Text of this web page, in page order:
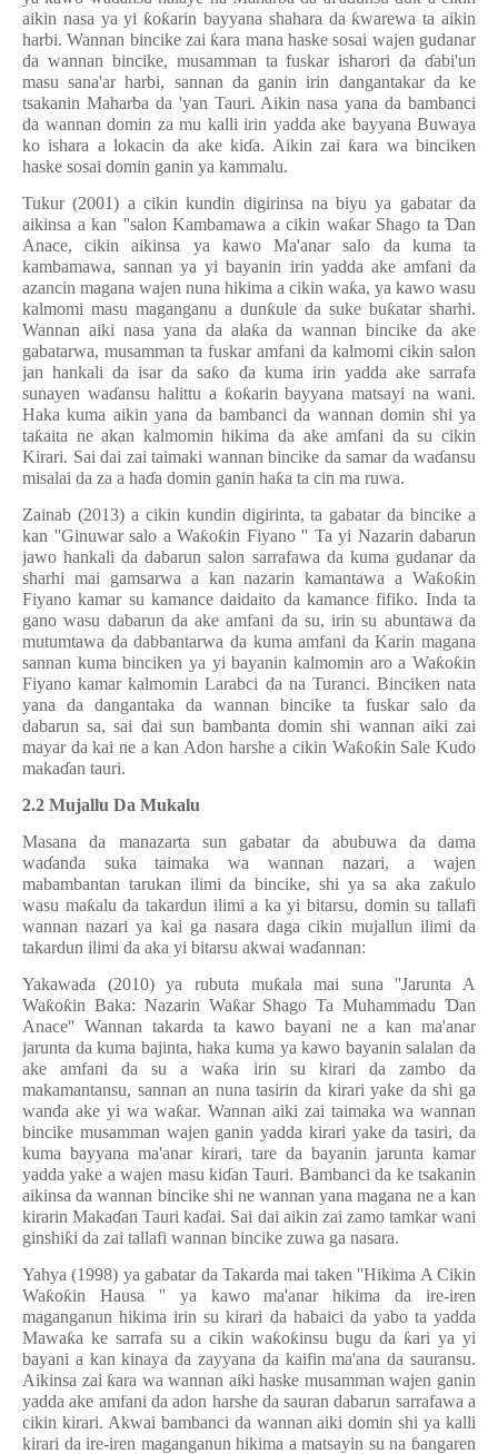
aikin nasa ya yi ƙoƙarin bayyana shahara da ƙwarewa ta aikin
harbi. Wannan bincike zai ƙara mana haske sosai wajen gudanar
da wannan bincike, musamman ta fuskar isharori da ɗabi'un
masu sana'ar harbi, sannan da ganin irin dangantakar da ke
tsakanin Maharba da 'yan Tauri. Aikin nasa yana da bambanci
da wannan domin za mu kalli irin yadda ake bayyana Buwaya
ko ishara a lokacin da ake kiɗa. Aikin zai ƙara wa binciken
haske sosai domin ganin ya kammalu.
Tukur (2001) a cikin kundin digirinsa na biyu ya gabatar da
aikinsa a kan ''salon Kambamawa a cikin waƙar Shago ta Ɗan
Anace, cikin aikinsa ya kawo Ma'anar salo da kuma ta
kambamawa, sannan ya yi bayanin irin yadda ake amfani da
azancin magana wajen nuna hikima a cikin waƙa, ya kawo wasu
kalmomi masu maganganu a dunƙule da suke buƙatar sharhi.
Wannan aiki nasa yana da alaƙa da wannan bincike da ake
gabatarwa, musamman ta fuskar amfani da kalmomi cikin salon
jan hankali da isar da saƙo da kuma irin yadda ake sarrafa
sunayen waɗansu halittu a ƙoƙarin bayyana matsayi na wani.
Haka kuma aikin yana da bambanci da wannan domin shi ya
taƙaita ne akan kalmomin hikima da ake amfani da su cikin
Kirari. Sai dai zai taimaki wannan bincike da samar da waɗansu
misalai da za a haɗa domin ganin haƙa ta cin ma ruwa.
Zainab (2013) a cikin kundin digirinta, ta gabatar da bincike a
kan ''Ginuwar salo a Waƙoƙin Fiyano '' Ta yi Nazarin dabarun
jawo hankali da dabarun salon sarrafawa da kuma gudanar da
sharhi mai gamsarwa a kan nazarin kamantawa a Waƙoƙin
Fiyano kamar su kamance daidaito da kamance fifiko. Inda ta
gano wasu dabarun da ake amfani da su, irin su abuntawa da
mutumtawa da dabbantarwa da kuma amfani da Karin magana
sannan kuma binciken ya yi bayanin kalmomin aro a Waƙoƙin
Fiyano kamar kalmomin Larabci da na Turanci. Binciken nata
yana da dangantaka da wannan bincike ta fuskar salo da
dabarun sa, sai dai sun bambanta domin shi wannan aiki zai
mayar da kai ne a kan Adon harshe a cikin Waƙoƙin Sale Kudo
makaɗan tauri.
2.2 Mujallu Da Mukalu
Masana da manazarta sun gabatar da abubuwa da dama
waɗanda suka taimaka wa wannan nazari, a wajen
mabambantan tarukan ilimi da bincike, shi ya sa aka zaƙulo
wasu maƙalu da takardun ilimi a ka yi bitarsu, domin su tallafi
wannan nazari ya kai ga nasara daga cikin mujallun ilimi da
takardun ilimi da aka yi bitarsu akwai waɗannan:
Yakawada (2010) ya rubuta muƙala mai suna ''Jarunta A
Waƙoƙin Baka: Nazarin Waƙar Shago Ta MuhammaduƊan
Anace'' Wannan takarda ta kawo bayani ne a kan ma'anar
jarunta da kuma bajinta, haka kuma ya kawo bayanin salalan da
ake amfani da su a waƙa irin su kirari da zambo da
makamantansu, sannan an nuna tasirin da kirari yake da shi ga
wanda ake yi wa waƙar. Wannan aiki zai taimaka wa wannan
bincike musamman wajen ganin yadda kirari yake da tasiri, da
kuma bayyana ma'anar kirari, tare da bayanin jarunta kamar
yadda yake a wajen masu kiɗan Tauri. Bambanci da ke tsakanin
aikinsa da wannan bincike shi ne wannan yana magana ne a kan
kirarin Makaɗan Tauri kaɗai. Sai dai aikin zai zamo tamkar wani
ginshiƙi da zai tallafi wannan bincike zuwa ga nasara.
Yahya (1998) ya gabatar da Takarda mai taken ''Hikima A Cikin
Waƙoƙin Hausa '' ya kawo ma'anar hikima da ire-iren
maganganun hikima irin su kirari da habaici da yabo ta yadda
Mawaƙa ke sarrafa su a cikin waƙoƙinsu bugu da ƙari ya yi
bayani a kan kinaya da zayyana da kaifin ma'ana da sauransu.
Aikinsa zai ƙara wa wannan aiki haske musamman wajen ganin
yadda ake amfani da adon harshe da sauran dabarun sarrafawa a
cikin kirari. Akwai bambanci da wannan aiki domin shi ya kalli
kirari da ire-iren maganganun hikima a matsayin su na ɓangaren